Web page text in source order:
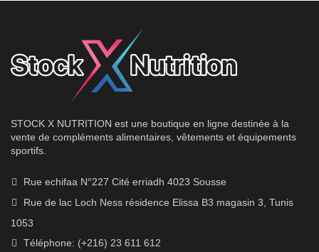
STOCK X NUTRITION est une boutique en ligne destinée à la
vente de compléments alimentaires, vêtements et équipements
sportifs.
Rue echifaa N°227 Cité erriadh 4023 Sousse
Rue de lac Loch Ness résidence Elissa B3 magasin 3, Tunis
1053
Téléphone: (+216) 23 611 612